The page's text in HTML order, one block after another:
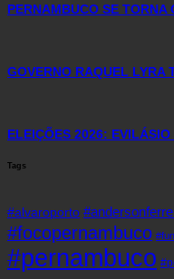
PERNAMBUCO SE TORNA
GOVERNO RAQUEL LYRA
ELEIÇÕES 2026:
Tags
#alvaroporto
#focopernambuco
#pernambuco